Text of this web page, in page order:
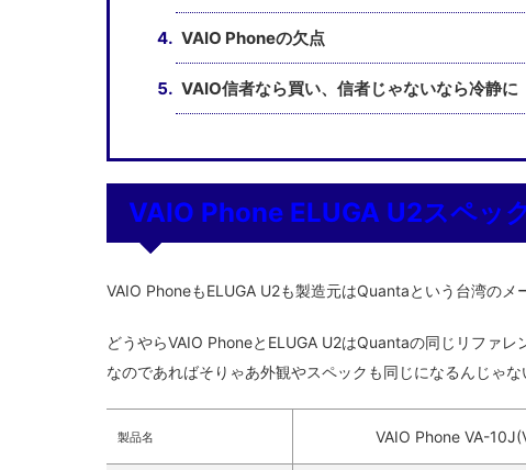
VAIO Phoneの欠点
VAIO信者なら買い、信者じゃないなら冷静に
VAIO Phone ELUGA U2スペッ
VAIO PhoneもELUGA U2も製造元はQuantaという台湾の
どうやらVAIO PhoneとELUGA U2はQuantaの同じリファ
なのであればそりゃあ外観やスペックも同じになるんじゃな
製品名 VAIO Phone VA-